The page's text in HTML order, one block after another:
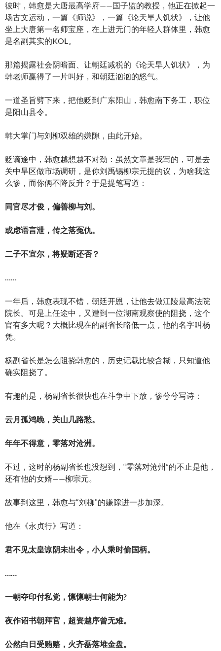
彼时，韩愈是大唐最高学府——国子监的教授，他正在掀起一
场古文运动，一篇《师说》，一篇《论天旱人饥状》，让他
坐上大唐第一名师宝座，在上进无门的年轻人群体里，韩愈
是名副其实的KOL。
那篇揭露社会阴暗面、让朝廷减税的《论天旱人饥状》，为
韩老师赢得了一片叫好，和朝廷汹汹的怒气。
一道圣旨劈下来，把他贬到广东阳山，韩愈南下务工，职位
是阳山县令。
韩大掌门与刘柳双雄的嫌隙，由此开始。
贬谪途中，韩愈越想越不对劲：虽然文章是我写的，可是去
关中旱区做市场调研，是你刘禹锡柳宗元提的议，为啥我这
么惨，而你俩不降反升？于是提笔写道：
同官尽才俊，偏善柳与刘。
或虑语言泄，传之落冤仇。
二子不宜尔，将疑断还否？
一年后，韩愈表现不错，朝廷开恩，让他去做江陵最高法院
院长。可是上任途中，又遭到一位湖南观察使的阻挠，这个
官有多大呢？大概比现在的副省长略低一点，他的名字叫杨
凭。
杨副省长是怎么阻挠韩愈的，历史记载比较含糊，只知道他
确实阻挠了。
有趣的是，杨副省长很快也在斗争中下放，惨兮兮写诗：
云月孤鸿晚，关山几路愁。
年年不得意，零落对沧洲。
不过，这时的杨副省长也没想到，“零落对沧州”的不止是他，
还有他的女婿——柳宗元。
故事到这里，韩愈与“刘柳”的嫌隙进一步加深。
他在《永贞行》写道：
君不见太皇谅阴未出令，小人乘时偷国柄。
一朝夺印付私党，懔懔朝士何能为?
夜作诏书朝拜官，超资越序曾无难。
公然白日受贿赂，火齐磊落堆金盘。